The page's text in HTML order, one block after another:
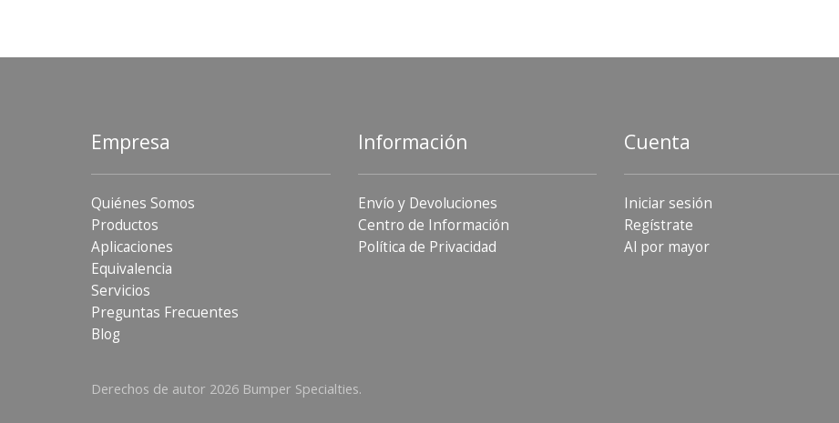
Empresa
Quiénes Somos
Productos
Aplicaciones
Equivalencia
Servicios
Preguntas Frecuentes
Blog
Información
Envío y Devoluciones
Centro de Información
Política de Privacidad
Cuenta
Iniciar sesión
Regístrate
Al por mayor
Derechos de autor 2026 Bumper Specialties.